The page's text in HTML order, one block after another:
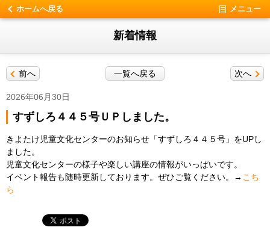
ホームへ戻る メニュー
新着情報
次へ
前へ 一覧へ戻る
2026年06月30日
すずしろ４４５号ＵＰしました。
きよたけ児童文化センターのお知らせ「すずしろ４４５号」をUPし
ました。
児童文化センターの様子や楽しい講座の情報がいっぱいです。
イベント報告も随時更新しております。ぜひご覧ください。→ こち
ら